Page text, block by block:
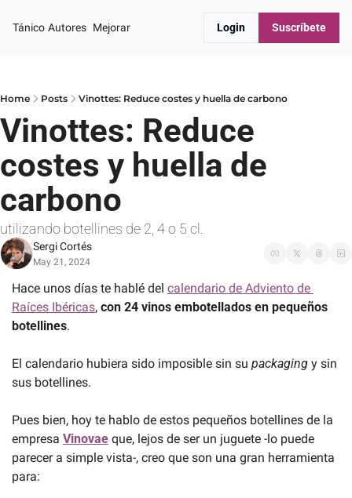
Tánico Autores Mejorar Login Suscríbete
Home Posts Vinottes: Reduce costes y huella de carbono
Vinottes: Reduce
costes y huella de
carbono
utilizando botellines de 2, 4 o 5 cl.
Sergi Cortés
May 21, 2024
Hace unos días te hablé del calendario de Adviento de
Raíces Ibéricas, con 24 vinos embotellados en pequeños
botellines.
El calendario hubiera sido imposible sin su packaging y sin
sus botellines.
Pues bien, hoy te hablo de estos pequeños botellines de la
empresa Vinovae que, lejos de ser un juguete -lo puede
parecer a simple vista-, creo que son una gran herramienta
para: